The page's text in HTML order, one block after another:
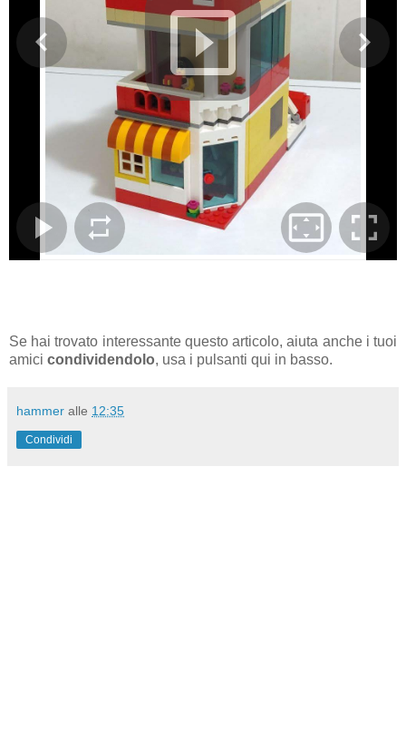
Se hai trovato interessante questo articolo, aiuta anche i tuoi
amici condividendolo, usa i pulsanti qui in basso.
hammer alle 12:35
Condividi